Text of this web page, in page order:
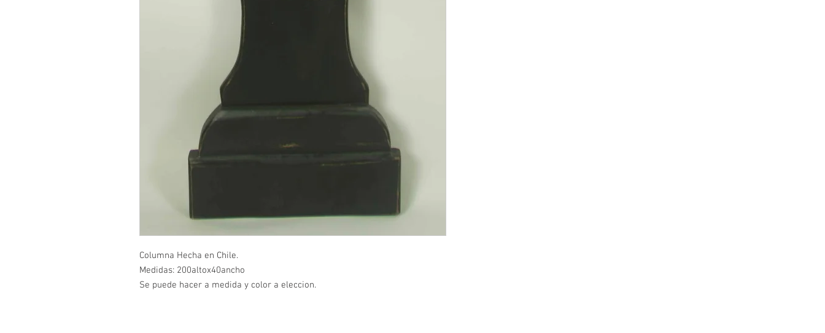
Columna Hecha en Chile.
Medidas: 200altox40ancho
Se puede hacer a medida y color a eleccion.